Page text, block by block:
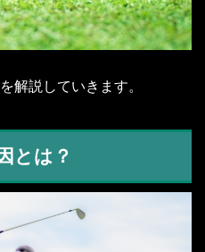
解説していきます。
とは？